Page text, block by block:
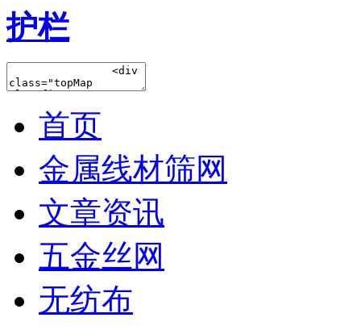
护栏
首页
金属线材筛网
文章资讯
五金丝网
无纺布